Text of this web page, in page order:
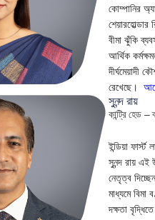
কোম্পানির
বীমা ঝুঁকি
আর্থিক
দীর্ঘমেয়াদী
রেখেছে।
সুনন্দ রায়
কান্ট্রি হেড
ইন্ডিয়া
সুনন্দ রায় এই
নেতৃত্ব
মাধ্যমে বিমা
দক্ষতা